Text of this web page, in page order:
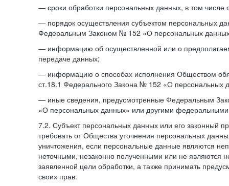
— сроки обработки персональных данных, в том числе
— порядок осуществления субъектом персональных
Федеральным Законом № 152 «О персональных
— информацию об осуществленной или о
передаче данных;
— информацию о способах исполнения Обществом
ст.18.1 Федерального Закона № 152 «О персональных
— иные сведения, предусмотренные Федеральным
«О персональных данных» или другими
7.2. Субъект персональных данных или его законный
требовать от Общества уточнения персональных
уничтожения, если персональные данные являются
неточными, незаконно полученными или не являются
заявленной цели обработки, а также принимать
своих прав.